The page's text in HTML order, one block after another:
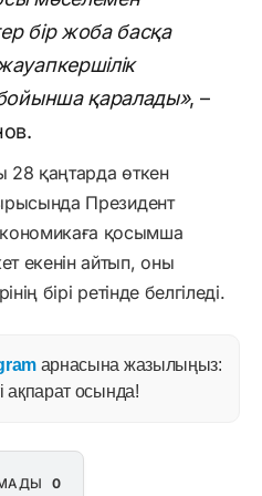
бір жоба басқа
бойынша қаралады», –
28 қаңтарда өткен
Президент
қосымша
екенін айтып, оны
бірі ретінде белгіледі.
арнасына жазылыңыз:
ақпарат осында!
0